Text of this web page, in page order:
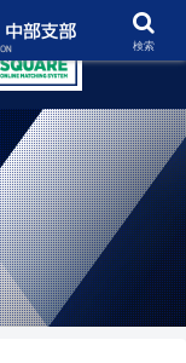
お問い合わせ
検索